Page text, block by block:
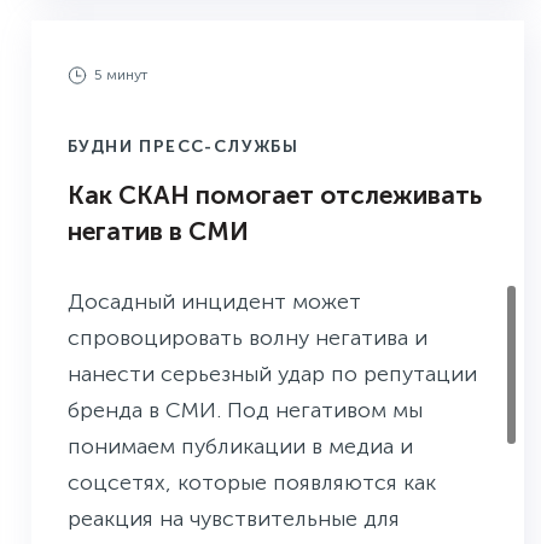
информационным центром для топ-
подразделений. Эта статья расскажет
мониторинг отрасли и конкурентов,
чтобы в новой реальности не остаться
5 минут
БУДНИ ПРЕСС-СЛУЖБЫ
Как СКАН помогает отслеживать
негатив в СМИ
Досадный инцидент может
спровоцировать волну негатива и
нанести серьезный удар по репутации
бренда в СМИ. Под негативом мы
понимаем публикации в медиа и
соцсетях, которые появляются как
реакция на чувствительные для